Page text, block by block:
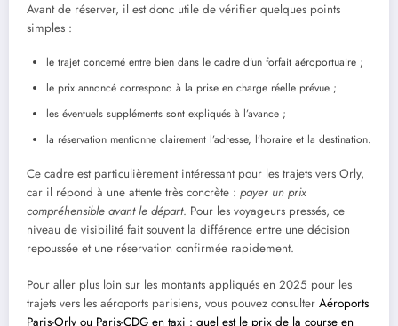
Avant de réserver, il est donc utile de vérifier quelques points
simples :
le trajet concerné entre bien dans le cadre d’un forfait aéroportuaire ;
le prix annoncé correspond à la prise en charge réelle prévue ;
les éventuels suppléments sont expliqués à l’avance ;
la réservation mentionne clairement l’adresse, l’horaire et la destination.
Ce cadre est particulièrement intéressant pour les trajets vers Orly,
car il répond à une attente très concrète : payer un prix
compréhensible avant le départ. Pour les voyageurs pressés, ce
niveau de visibilité fait souvent la différence entre une décision
repoussée et une réservation confirmée rapidement.
Pour aller plus loin sur les montants appliqués en 2025 pour les
trajets vers les aéroports parisiens, vous pouvez consulter Aéroports
Paris-Orly ou Paris-CDG en taxi : quel est le prix de la course en